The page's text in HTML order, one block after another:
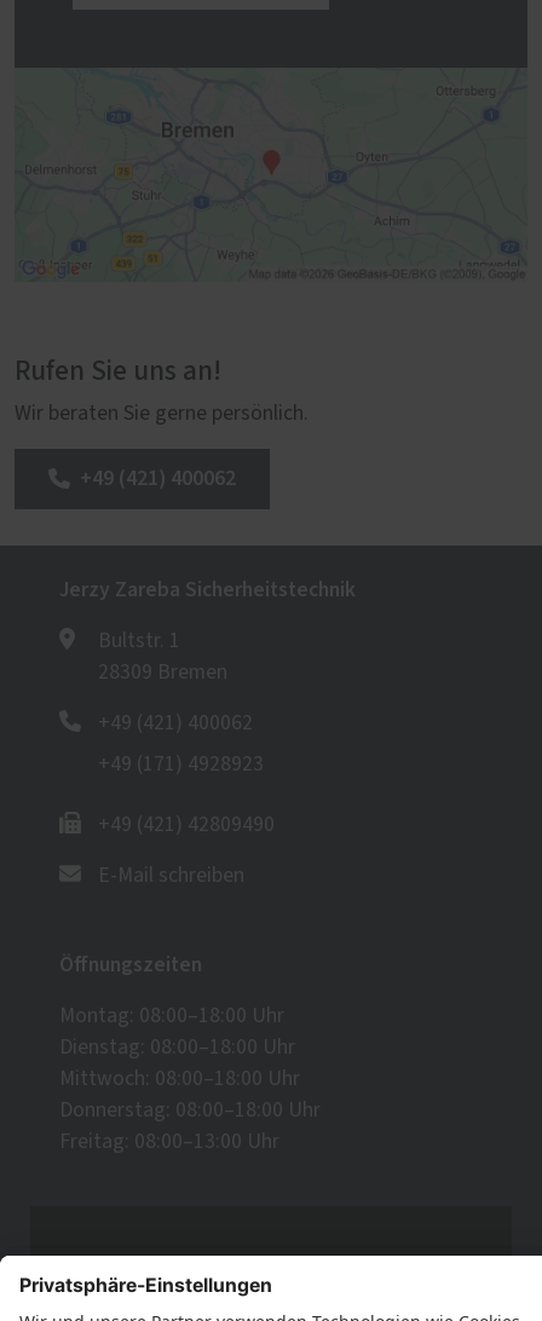
Rufen Sie uns an!
Wir beraten Sie gerne persönlich.
+49 (421) 400062
Jerzy Zareba Sicherheitstechnik
Bultstr. 1
28309 Bremen
+49 (421) 400062
+49 (171) 4928923
+49 (421) 42809490
E-Mail schreiben
Öffnungszeiten
Montag: 08:00–18:00 Uhr
Dienstag: 08:00–18:00 Uhr
Mittwoch: 08:00–18:00 Uhr
Donnerstag: 08:00–18:00 Uhr
Freitag: 08:00–13:00 Uhr